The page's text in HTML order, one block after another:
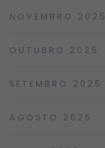
NOVEMBRO 2025
OUTUBRO 2025
SETEMBRO 2025
AGOSTO 2025